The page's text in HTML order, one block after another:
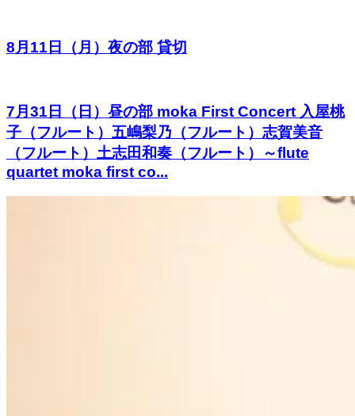
8月11日（月）夜の部 貸切
7月31日（日）昼の部 moka First Concert 入屋桃
子（フルート）五嶋梨乃（フルート）志賀美音
（フルート）土志田和奏（フルート）～flute
quartet moka first co...